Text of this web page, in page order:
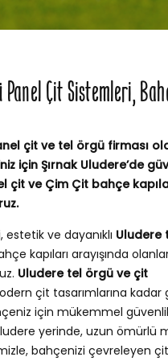
Panel Çit Sistemleri,
çit ve tel örgü firması
için Şırnak Uludere’de
çit ve Çim Çit bahçe
ve dayanıklı Uludere
kapıları arayışında
Uludere tel örgü ve çit
çit tasarımlarına kadar
için mükemmel
yerinde, uzun ömürlü
bahçenizi çevreleyen